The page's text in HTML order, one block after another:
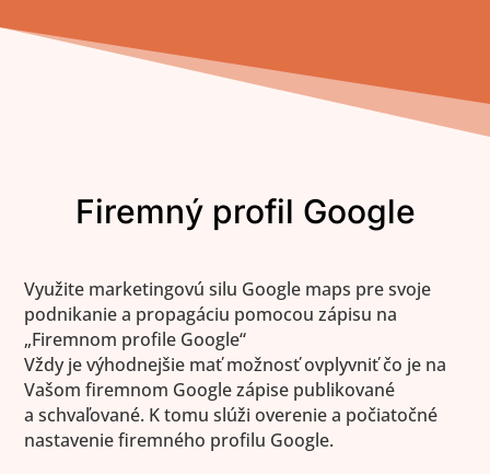
Firemný profil Google
Využite marketingovú silu Google maps pre svoje
podnikanie a propagáciu pomocou zápisu na
„Firemnom profile Google“
Vždy je výhodnejšie mať možnosť ovplyvniť čo je na
Vašom firemnom Google zápise publikované
a schvaľované. K tomu slúži overenie a počiatočné
nastavenie firemného profilu Google.